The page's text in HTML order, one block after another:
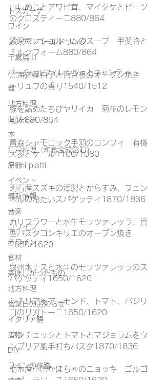
トスカーナ
ワイン
ノンアルコールドリンク
千歳烏山
バーチャルフィレンツェとキャンティ
器
地方料理
白ワイン
本
江戸料理（和食全般含む）
旅行
イベント
最新情報
音楽
白ワイン
赤ワイン
食材
美味しかったもの
地方料理
営業日のお知らせ
イタリア語
着物
DIY
ワインの旅路
山しめじとアワビ茸、マイタケとビーツ
のクロスティーニ880/864
濃厚マッシュルームのスープ　甲斐路と
ミルクフォーム880/864
北海道産白子と百合根のオーブン焼き
トリュフの香り1540/1512
豚を詰めたちびヤリイカ　菊花のレモン
風味880/864
青森シャモロック手羽のコンフィ　有機
人参とケール1100/1080
Primi piatti
明石産スズキの燻製とからすみ、フェン
ネルの冷たいスパゲッティ1870/1836
カリフラワーと水牛モッツァレッラ、貝
型パスタコンキリエのオーブン焼き
1650/1620
泉州水ナスと水牛のモッツァレッラのス
パゲッティ1650/1620
シチリア風アーモンド、トマト、バジリ
コのリガトーニ1650/1620
パンチェッタとトマトとマジョラムをウ
ンブリア風手打ちパスタ1870/1836
栃木産中山かぼちゃのニョッキ　ゴルゴ